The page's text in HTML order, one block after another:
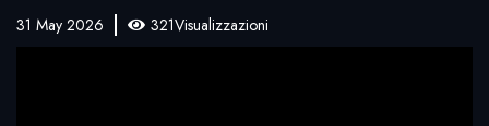
31 May 2026 321Visualizzazioni